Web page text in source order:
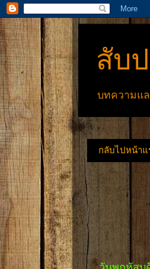
สับ
บทความแล
กลับไปหน้าแ